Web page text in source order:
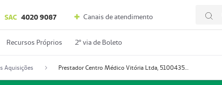
SAC 4020 9087 Canais de atendimento
Recursos Próprios 2º via de Boleto
Aquisições Prestador Centro Médico Vitória Ltda, 51004350-4: Centro Médico Vitória Ltda (Nome Fantasia: Policlínica Master)